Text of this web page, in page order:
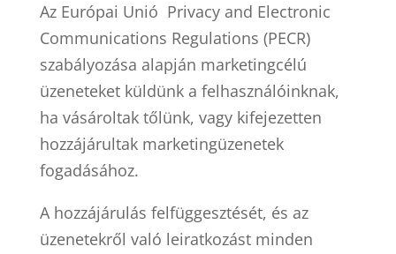
Az Európai Unió Privacy and Electronic
Communications Regulations (PECR)
szabályozása alapján marketingcélú
üzeneteket küldünk a felhasználóinknak,
ha vásároltak tőlünk, vagy kifejezetten
hozzájárultak marketingüzenetek
fogadásához.
A hozzájárulás felfüggesztését, és az
üzenetekről való leiratkozást minden